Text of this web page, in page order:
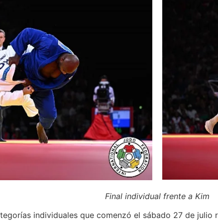
Final individual frente a Kim
individuales que comenzó el sábado 27 de julio